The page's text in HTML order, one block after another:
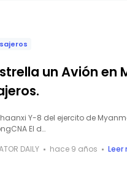
un Avión en
Y-8 del ejercito de
El d…
DAILY
hace 9 años Leer